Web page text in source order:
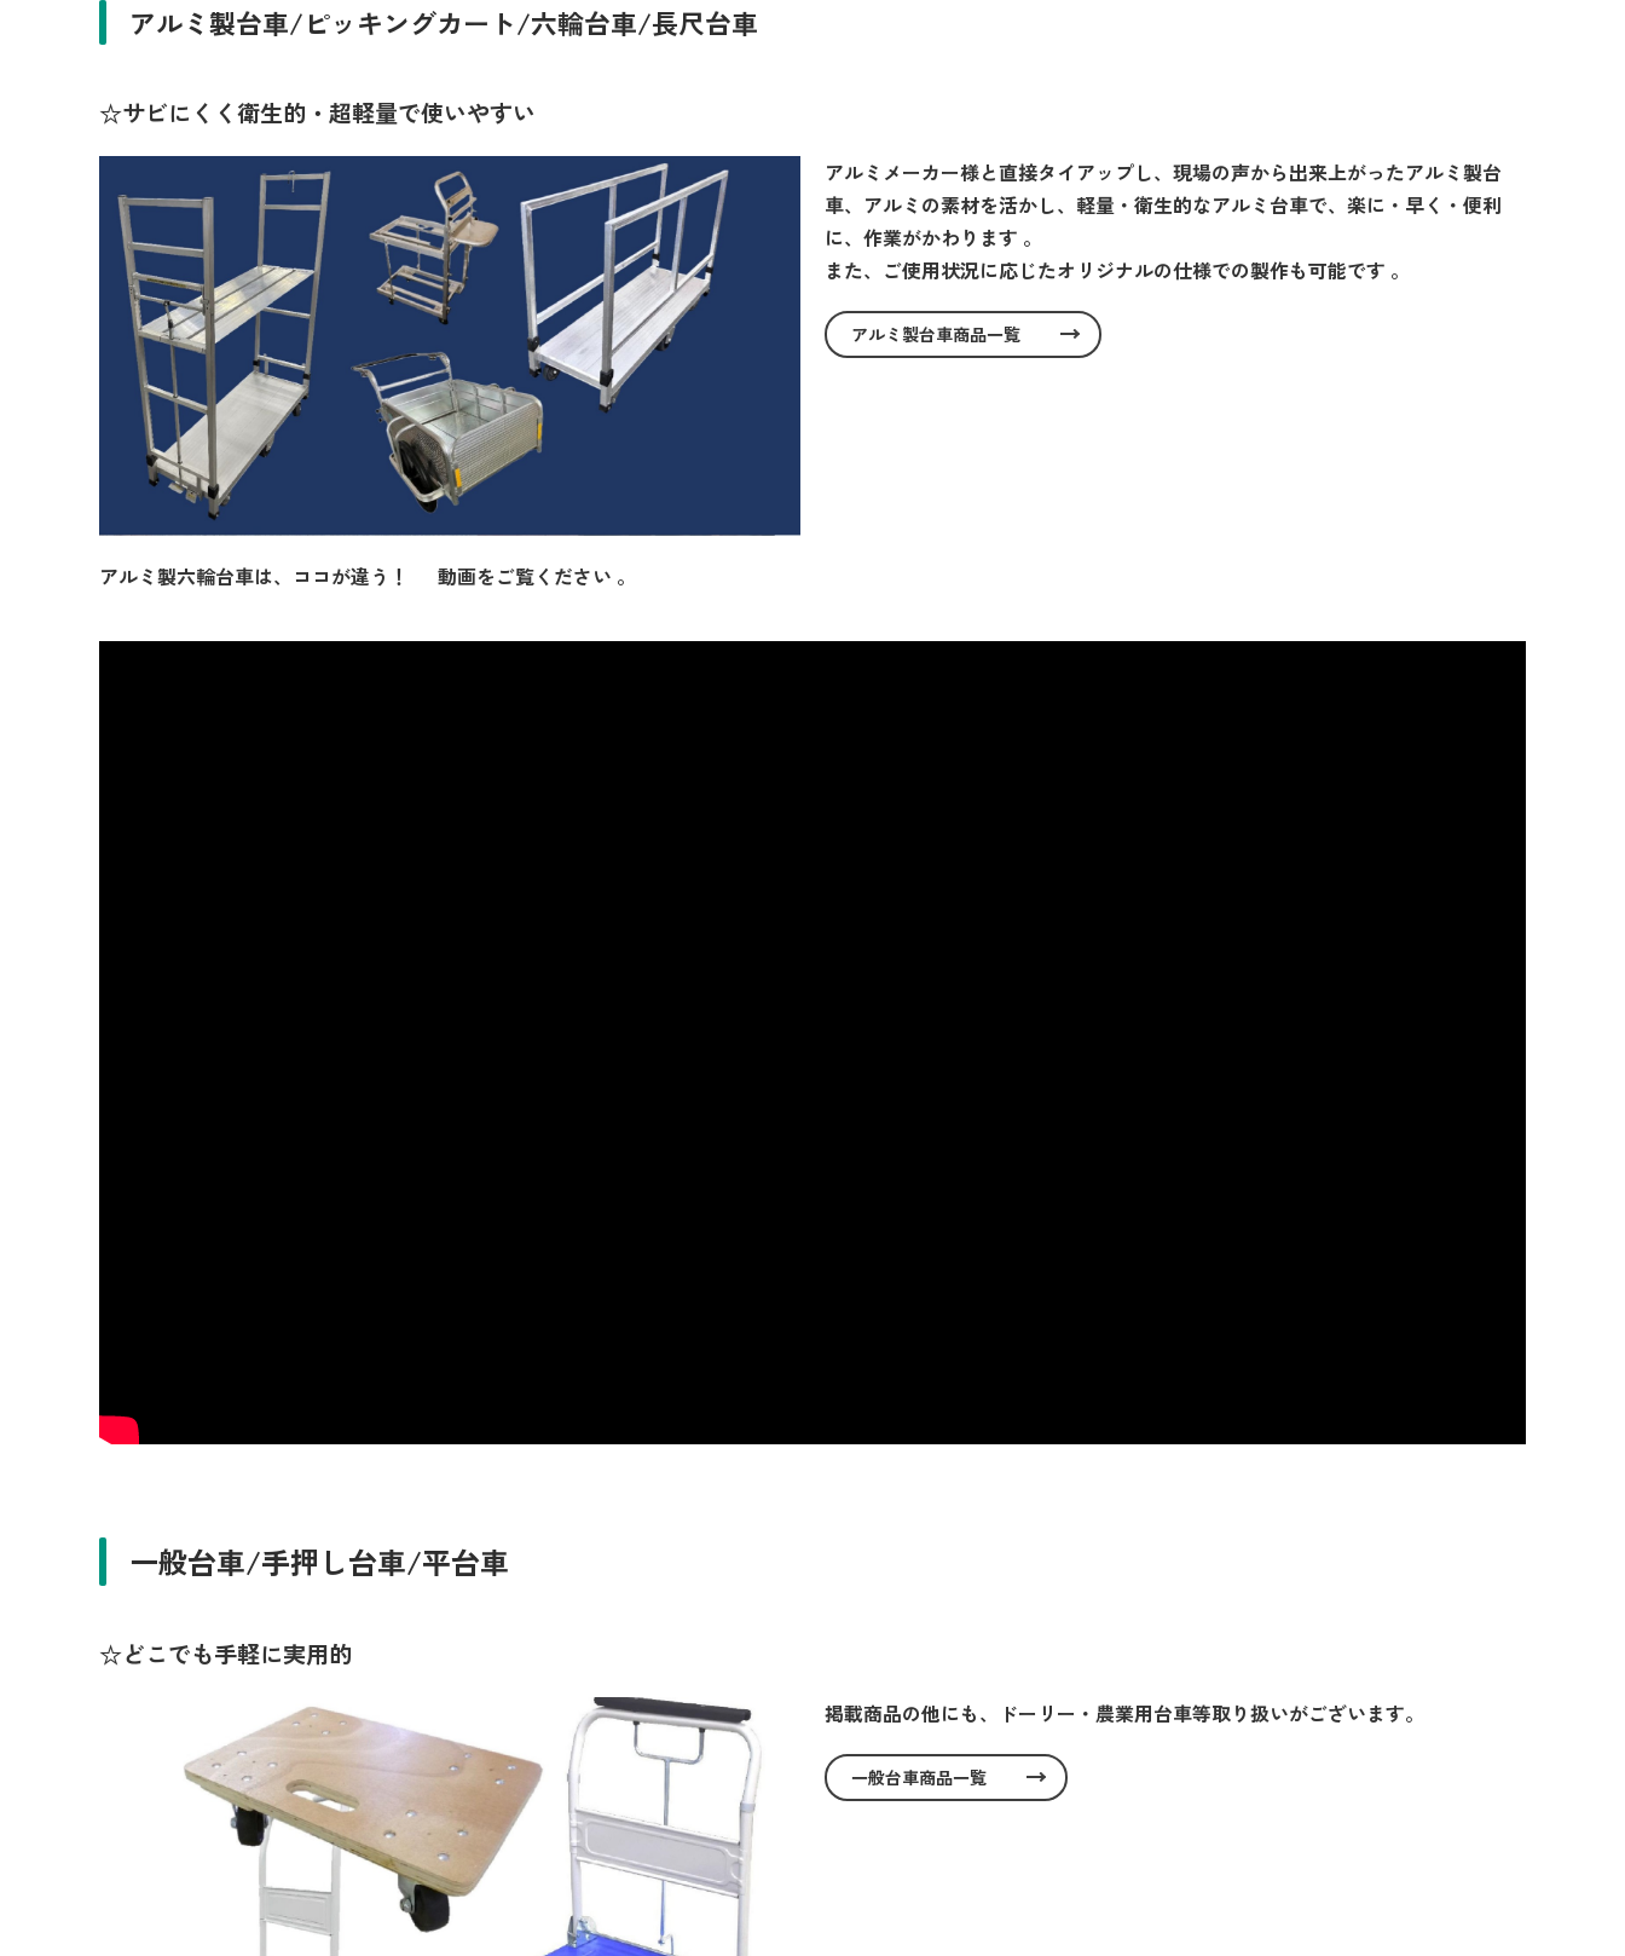
アルミ製台車/ピッキングカート/六輪台車/長尺台車
☆サビにくく衛生的・超軽量で使いやすい
アルミメーカー様と直接タイアップし、現場の声から出来上がったアルミ製台
車、アルミの素材を活かし、軽量・衛生的なアルミ台車で、楽に・早く・便利
に、作業がかわります 。
また、ご使用状況に応じたオリジナルの仕様での製作も可能です 。
アルミ製台車商品一覧
アルミ製六輪台車は、ココが違う！ 動画をご覧ください 。
一般台車/手押し台車/平台車
☆どこでも手軽に実用的
掲載商品の他にも、ドーリー・農業用台車等取り扱いがございます。
一般台車商品一覧